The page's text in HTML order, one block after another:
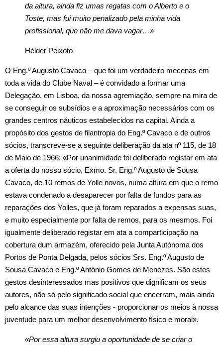
da altura, ainda fiz umas regatas com o Alberto e o
Toste, mas fui muito penalizado pela minha vida
profissional, que não me dava vagar…»
Hélder Peixoto
O Eng.º Augusto Cavaco – que foi um verdadeiro mecenas em
toda a vida do Clube Naval – é convidado a formar uma
Delegação, em Lisboa, da nossa agremiação, sempre na mira de
se conse­guir os subsídios e a aproximação necessários com os
grandes centros náuticos estabelecidos na capital. Ainda a
propósito dos gestos de filantropia do Eng.º Cavaco e de outros
sócios, transcreve‑se a seguinte deliberação da ata nº 115, de 18
de Maio de 1966: «Por unanimidade foi deliberado registar em ata
a oferta do nosso sócio, Exmo. Sr. Eng.º Augusto de Sousa
Cavaco, de 10 remos de Yolle novos, numa altura em que o remo
estava condenado a desaparecer por falta de fundos para as
reparações dos Yolles, que já foram reparados a expensas suas,
e muito especialmente por falta de remos, para os mesmos. Foi
igualmente deliberado registar em ata a comparticipação na
cobertura dum armazém, oferecido pela Junta Autónoma dos
Portos de Ponta Delgada, pelos sócios Srs. Eng.º Augusto de
Sousa Cavaco e Eng.º António Gomes de Menezes. São estes
gestos desinteressados mas positivos que dignificam os seus
autores, não só pelo significado social que encerram, mais ainda
pelo alcance das suas intenções ‑ proporcionar os meios à nossa
juventude para um melhor desenvolvimento físico e moral».
«Por essa altura surgiu a oportunidade de se criar o